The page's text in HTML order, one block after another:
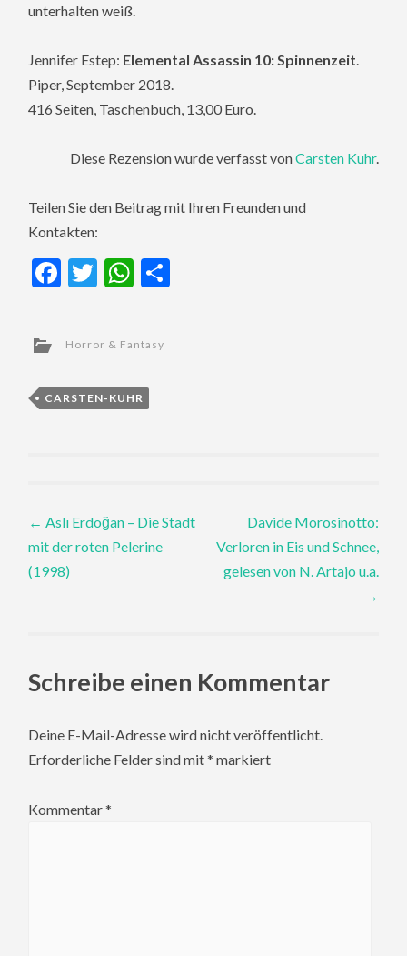
unterhalten weiß.
Jennifer Estep: Elemental Assassin 10: Spinnenzeit.
Piper, September 2018.
416 Seiten, Taschenbuch, 13,00 Euro.
Diese Rezension wurde verfasst vonCarsten Kuhr.
Teilen Sie den Beitrag mit Ihren Freunden und
Kontakten:
Facebook
TwitterWhatsApp
Horror & Fantasy
CARSTEN-KUHR
Post
navigation
← Aslı Erdoğan – Die Stadt
mit der roten Pelerine
(1998)
Davide Morosinotto:
Verloren in Eis und Schnee,
gelesen von N. Artajo u.a.
→
Schreibe einen Kommentar
Deine E-Mail-Adresse wird nicht veröffentlicht.
Erforderliche Felder sind mit* markiert
Kommentar*